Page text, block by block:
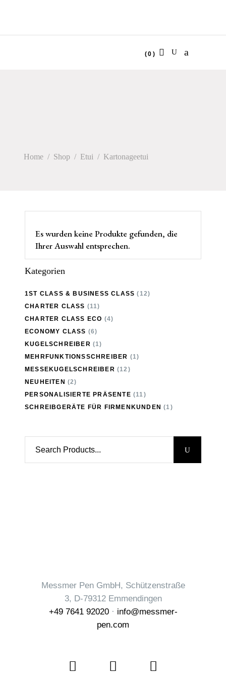
(0)
Home/ Shop/ Etui / Kartonageetui
Es wurden keine Produkte gefunden, die
Ihrer Auswahl entsprechen.
Kategorien
1ST CLASS & BUSINESS CLASS (12)
CHARTER CLASS (11)
CHARTER CLASS ECO (4)
ECONOMY CLASS (6)
KUGELSCHREIBER (1)
MEHRFUNKTIONSSCHREIBER (1)
MESSEKUGELSCHREIBER (12)
NEUHEITEN (2)
PERSONALISIERTE PRÄSENTE (11)
SCHREIBGERÄTE FÜR FIRMENKUNDEN (1)
for:
Messmer Pen GmbH, Schützenstraße
3, D-79312 Emmendingen
+49 7641 92020· info@messmer-
pen.com